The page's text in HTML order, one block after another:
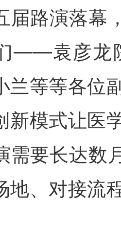
届路演落幕
——袁彦龙
兰等等各位
新模式让医
需要长达数
地、对接流